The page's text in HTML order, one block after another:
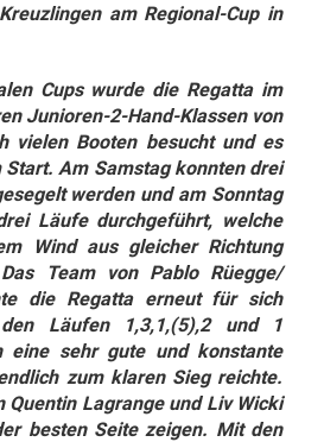
am Regional-Cup in
Cups wurde die Regatta im
Junioren-2-Hand-Klassen von
vielen Booten besucht und es
Start. Am Samstag konnten drei
werden und am Sonntag
Läufe durchgeführt, welche
Wind aus gleicher Richtung
Das Team von Pablo Rüegge/
die Regatta erneut für sich
Läufen 1,3,1,(5),2 und 1
eine sehr gute und konstante
zum klaren Sieg reichte.
Quentin Lagrange und Liv Wicki
besten Seite zeigen. Mit den